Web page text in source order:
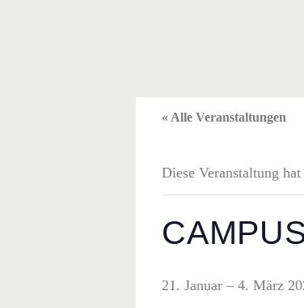
« Alle Veranstaltungen
Diese Veranstaltung
21. Januar – 4. März